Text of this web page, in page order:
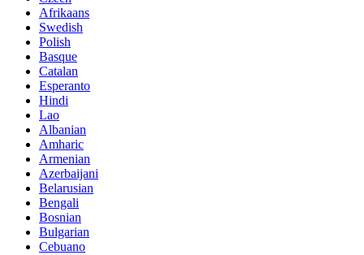
Afrikaans
Swedish
Polish
Basque
Catalan
Esperanto
Hindi
Lao
Albanian
Amharic
Armenian
Azerbaijani
Belarusian
Bengali
Bosnian
Bulgarian
Cebuano